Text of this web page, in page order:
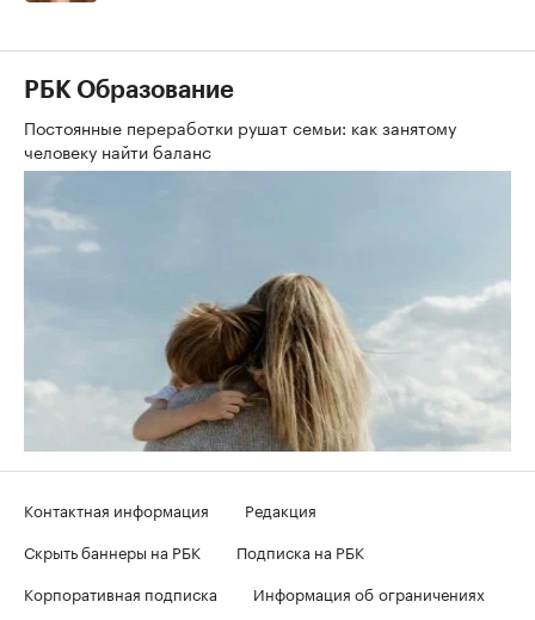
РБК Образование
Постоянные переработки рушат семьи: как занятому
человеку найти баланс
Контактная информация
Редакция
Скрыть баннеры на РБК
Подписка на РБК
Корпоративная подписка
Информация об ограничениях